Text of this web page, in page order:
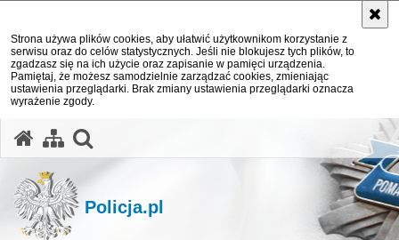
Strona używa plików cookies, aby ułatwić użytkownikom korzystanie z
serwisu oraz do celów statystycznych. Jeśli nie blokujesz tych plików, to
zgadzasz się na ich użycie oraz zapisanie w pamięci urządzenia.
Pamiętaj, że możesz samodzielnie zarządzać cookies, zmieniając
ustawienia przeglądarki. Brak zmiany ustawienia przeglądarki oznacza
wyrażenie zgody.
Policja.pl